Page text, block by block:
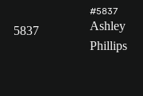
5837
#5837
Ashley
Phillips